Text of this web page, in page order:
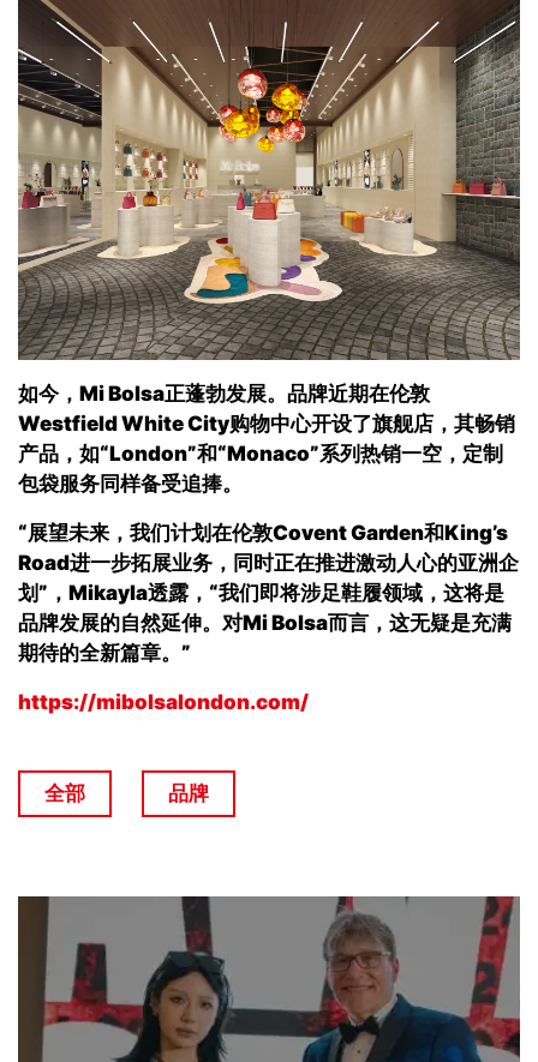
如今， Mi Bolsa正蓬勃发展。品牌近期在伦敦
Westfield White City购物中心开设了旗舰店，其畅销
产品，如“London”和“Monaco”系列热销一空，定制
包袋服务同样备受追捧。
“展望未来，我们计划在伦敦Covent Garden和King’s
Road进一步拓展业务，同时正在推进激动人心的亚洲企
划”，Mikayla透露，“我们即将涉足鞋履领域，这将是
品牌发展的自然延伸。对Mi Bolsa而言，这无疑是充满
期待的全新篇章。”
https://mibolsalondon.com/
全部 品牌